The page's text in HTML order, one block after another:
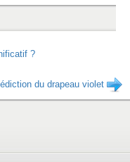
?
du drapeau violet